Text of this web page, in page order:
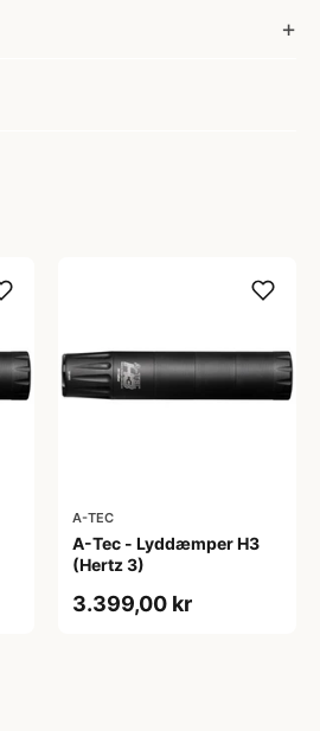
A-TEC
A-Tec - Lyddæmper H3
(Hertz 3)
3.399,00 kr